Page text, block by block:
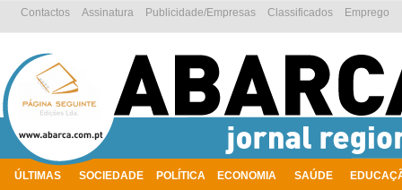
ÚLTIMAS SOCIEDADE POLÍTICA ECONOMIA SAÚDE
Emprego
Classificados
Publicidade/Empresas
Assinatura
Contactos